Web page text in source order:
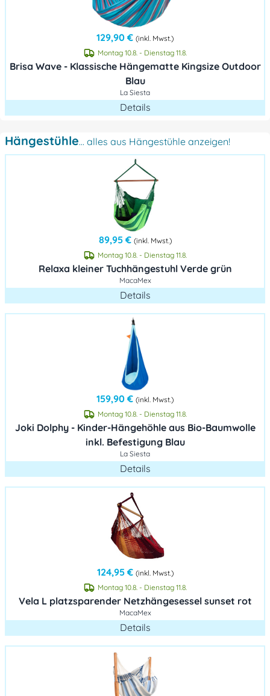
129,90 € (inkl. Mwst.)
Montag 10.8. - Dienstag 11.8.
Brisa Wave - Klassische Hängematte Kingsize Outdoor
Blau
La Siesta
Details
Hängestühle... alles aus Hängestühle anzeigen!
89,95 € (inkl. Mwst.)
Montag 10.8. - Dienstag 11.8.
Relaxa kleiner Tuchhängestuhl Verde grün
MacaMex
Details
159,90 € (inkl. Mwst.)
Montag 10.8. - Dienstag 11.8.
Joki Dolphy - Kinder-Hängehöhle aus Bio-Baumwolle
inkl. Befestigung Blau
La Siesta
Details
124,95 € (inkl. Mwst.)
Montag 10.8. - Dienstag 11.8.
Vela L platzsparender Netzhängesessel sunset rot
MacaMex
Details